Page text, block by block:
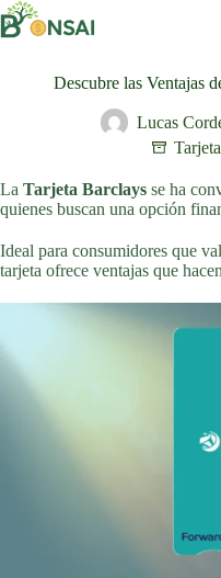
Saltar
al
Descubre las Ventajas
Lucas
La Tarjeta Barclays se ha
quienes buscan una opción
Ideal para consumidores que
tarjeta ofrece ventajas que